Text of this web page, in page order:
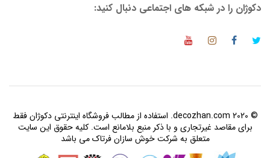
دکوژان را در شبکه های اجتماعی دنبال کنید:
© 2020 decozhan.com. استفاده از مطالب فروشگاه اینترنتی دکوژان فقط
برای مقاصد غیرتجاری و با ذکر منبع بلامانع است. کلیه حقوق این سایت
متعلق به شرکت خوش سازان فرتاک می باشد